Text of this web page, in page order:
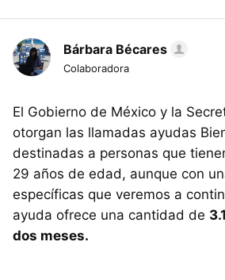
Bárbara Bécares
Colaboradora
El Gobierno de México y la
otorgan las llamadas ayudas
destinadas a personas que
29 años de edad, aunque con
específicas que veremos a
ayuda ofrece una cantidad de
dos meses.